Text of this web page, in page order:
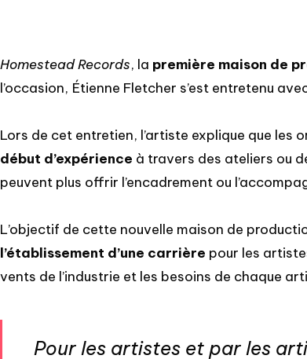
Homestead Records, la première maison de
l’occasion, Étienne Fletcher s’est entretenu
Lors de cet entretien, l’artiste explique que
début d’expérience à travers des ateliers ou
peuvent plus offrir l’encadrement ou
L’objectif de cette nouvelle maison de
l’établissement d’une carrière pour les
vents de l’industrie et les besoins de chaque
Pour les artistes et par les